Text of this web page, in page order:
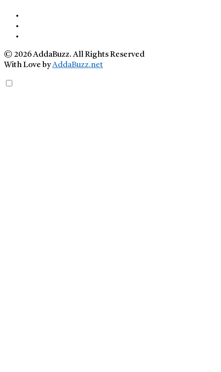
© 2026 AddaBuzz. All Rights Reserved
With Love byAddaBuzz.net